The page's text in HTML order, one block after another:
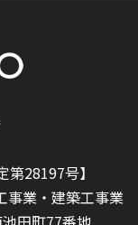
28197号】
事業・建築工事業